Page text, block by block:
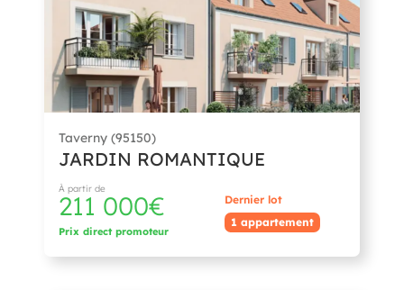
Taverny (95150)
JARDIN ROMANTIQUE
À partir de
211 000€
Prix direct promoteur
Dernier lot
1 appartement